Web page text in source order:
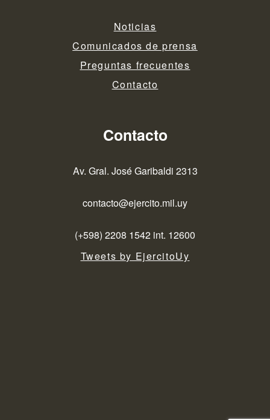
Noticias
Comunicados de prensa
Preguntas frecuentes
Contacto
Contacto
Av. Gral. José Garibaldi 2313
contacto@ejercito.mil.uy
(+598) 2208 1542 int. 12600
Tweets by EjercitoUy